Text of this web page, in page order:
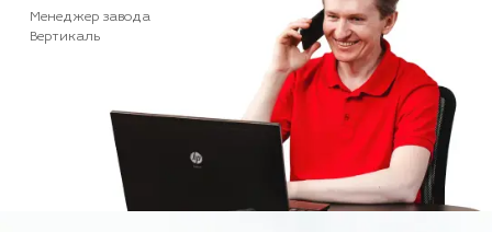
Менеджер завода
Вертикаль